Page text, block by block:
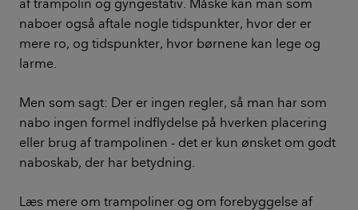
af trampolin og gyngestativ. Måske kan man som
naboer også aftale nogle tidspunkter, hvor der er
mere ro, og tidspunkter, hvor børnene kan lege og
larme.
Men som sagt: Der er ingen regler, så man har som
nabo ingen formel indflydelse på hverken placering
eller brug af trampolinen - det er kun ønsket om godt
naboskab, der har betydning.
Læs mere om trampoliner og om forebyggelse af